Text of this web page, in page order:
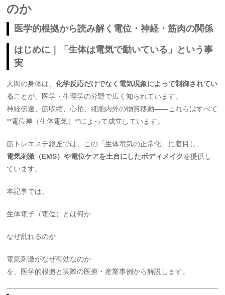
のか
医学的根拠から読み解く電位・神経・筋肉の関係
はじめに｜「生体は電気で動いている」という事
実
人間の身体は、化学反応だけでなく電気現象によって制御されてい
ることが、医学・生理学の分野で広く知られています。
神経伝達、筋収縮、心拍、細胞内外の物質移動——これらはすべて
**電位差（生体電気）**によって成立しています。
筋トレエステ銀座では、この「生体電気の正常化」に着目し、
電気刺激（EMS）や電位ケアを土台にしたボディメイクを提供し
ています。
本記事では、
生体電子（電位）とは何か
なぜ乱れるのか
電気刺激がなぜ有効なのか
を、医学的根拠と実際の医療・産業事例から解説します。